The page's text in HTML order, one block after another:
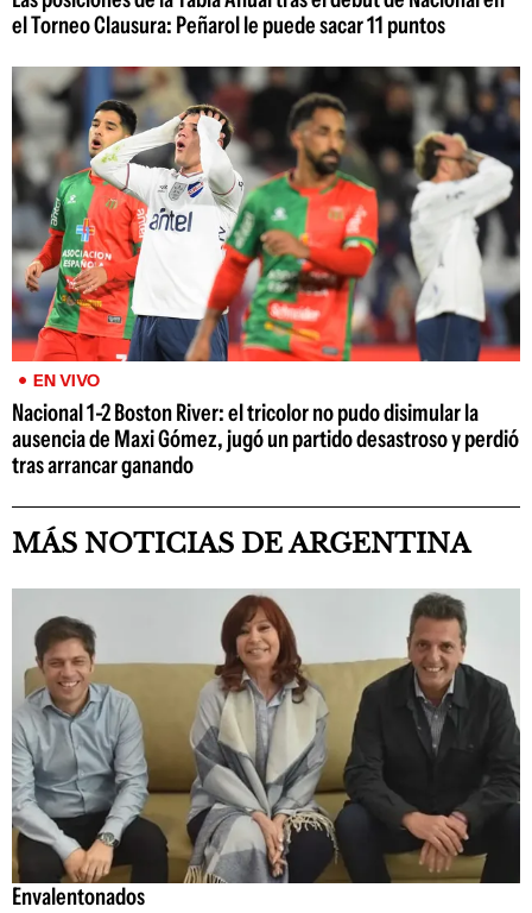
el Torneo Clausura: Peñarol le puede sacar 11 puntos
EN VIVO
Nacional 1-2 Boston River: el tricolor no pudo disimular la
ausencia de Maxi Gómez, jugó un partido desastroso y perdió
tras arrancar ganando
MÁS NOTICIAS DE ARGENTINA
Envalentonados